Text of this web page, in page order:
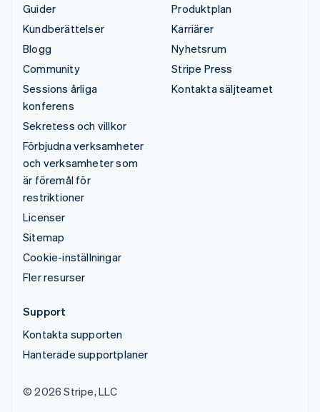
Guider
Kundberättelser
Blogg
Community
Sessions årliga
konferens
Sekretess och villkor
Förbjudna verksamheter
och verksamheter som
är föremål för
restriktioner
Licenser
Sitemap
Cookie-inställningar
Fler resurser
Produktplan
Karriärer
Nyhetsrum
Stripe Press
Kontakta säljteamet
Support
Kontakta supporten
Hanterade supportplaner
© 2026 Stripe, LLC